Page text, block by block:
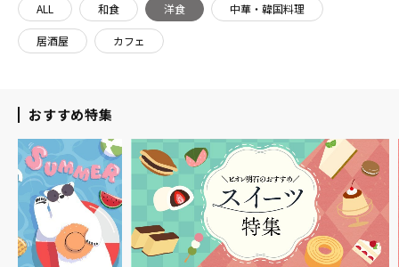
ALL 和食 洋食 中華・韓国料理
居酒屋 カフェ
おすすめ特集